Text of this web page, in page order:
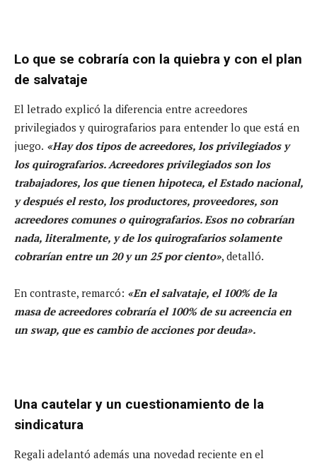
Lo que se cobraría con la quiebra y con el plan
de salvataje
El letrado explicó la diferencia entre acreedores
privilegiados y quirografarios para entender lo que está en
juego. «Hay dos tipos de acreedores, los privilegiados y
los quirografarios. Acreedores privilegiados son los
trabajadores, los que tienen hipoteca, el Estado nacional,
y después el resto, los productores, proveedores, son
acreedores comunes o quirografarios. Esos no cobrarían
nada, literalmente, y de los quirografarios solamente
cobrarían entre un 20 y un 25 por ciento», detalló.
En contraste, remarcó: «En el salvataje, el 100% de la
masa de acreedores cobraría el 100% de su acreencia en
un swap, que es cambio de acciones por deuda».
Una cautelar y un cuestionamiento de la
sindicatura
Regali adelantó además una novedad reciente en el